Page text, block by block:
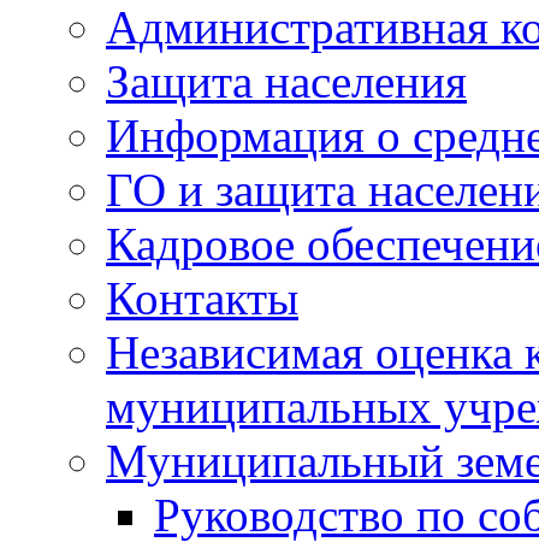
Административная
Защита населения
Информация о
ГО и защита
Кадровое
Контакты
Независимая оценка
муниципальных
Муниципальный
Руководство по